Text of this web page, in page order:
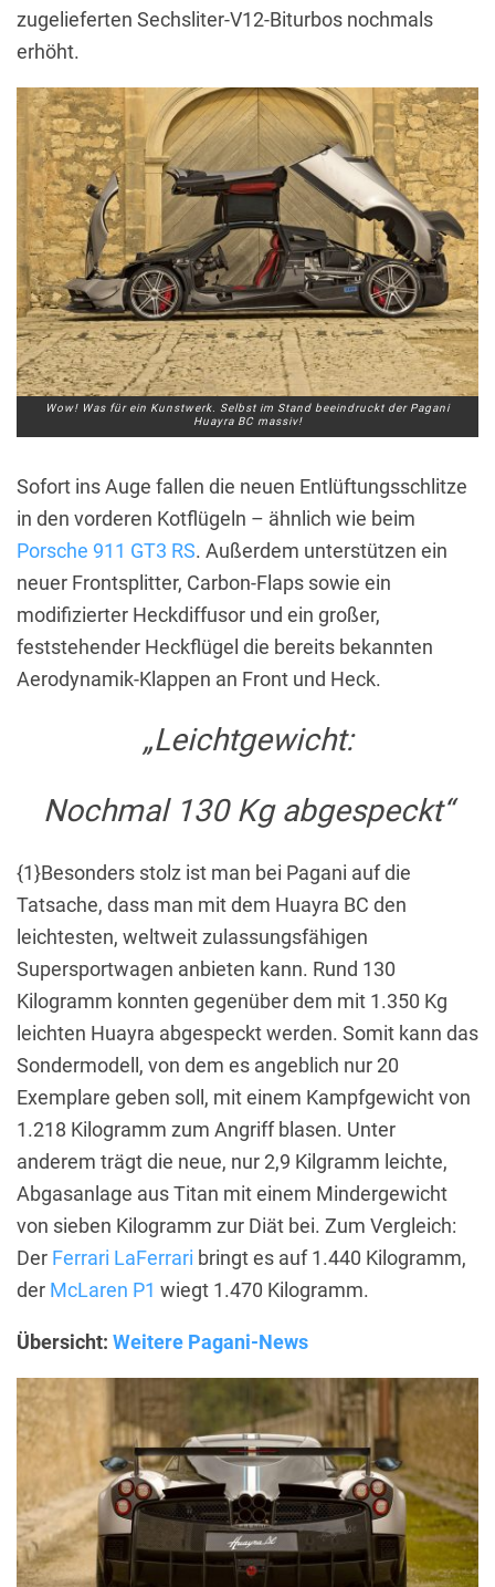
zugelieferten Sechsliter-V12-Biturbos nochmals
erhöht.
Wow! Was für ein Kunstwerk. Selbst im Stand beeindruckt der Pagani
Huayra BC massiv!
Sofort ins Auge fallen die neuen Entlüftungsschlitze
in den vorderen Kotflügeln – ähnlich wie beim
Porsche 911 GT3 RS. Außerdem unterstützen ein
neuer Frontsplitter, Carbon-Flaps sowie ein
modifizierter Heckdiffusor und ein großer,
feststehender Heckflügel die bereits bekannten
Aerodynamik-Klappen an Front und Heck.
„Leichtgewicht:
Nochmal 130 Kg abgespeckt“
{1}Besonders stolz ist man bei Pagani auf die
Tatsache, dass man mit dem Huayra BC den
leichtesten, weltweit zulassungsfähigen
Supersportwagen anbieten kann. Rund 130
Kilogramm konnten gegenüber dem mit 1.350 Kg
leichten Huayra abgespeckt werden. Somit kann das
Sondermodell, von dem es angeblich nur 20
Exemplare geben soll, mit einem Kampfgewicht von
1.218 Kilogramm zum Angriff blasen. Unter
anderem trägt die neue, nur 2,9 Kilgramm leichte,
Abgasanlage aus Titan mit einem Mindergewicht
von sieben Kilogramm zur Diät bei. Zum Vergleich:
Der Ferrari LaFerrari bringt es auf 1.440 Kilogramm,
der McLaren P1 wiegt 1.470 Kilogramm.
Übersicht: Weitere Pagani-News